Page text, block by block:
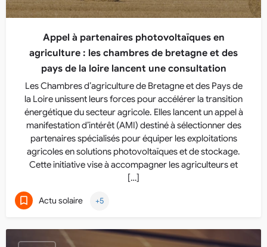
Appel à partenaires photovoltaïques en
agriculture : les chambres de bretagne et des
pays de la loire lancent une consultation
Les Chambres d’agriculture de Bretagne et des Pays de
la Loire unissent leurs forces pour accélérer la transition
énergétique du secteur agricole. Elles lancent un appel à
manifestation d’intérêt (AMI) destiné à sélectionner des
partenaires spécialisés pour équiper les exploitations
agricoles en solutions photovoltaïques et de stockage.
Cette initiative vise à accompagner les agriculteurs et
[…]
Actu solaire +5